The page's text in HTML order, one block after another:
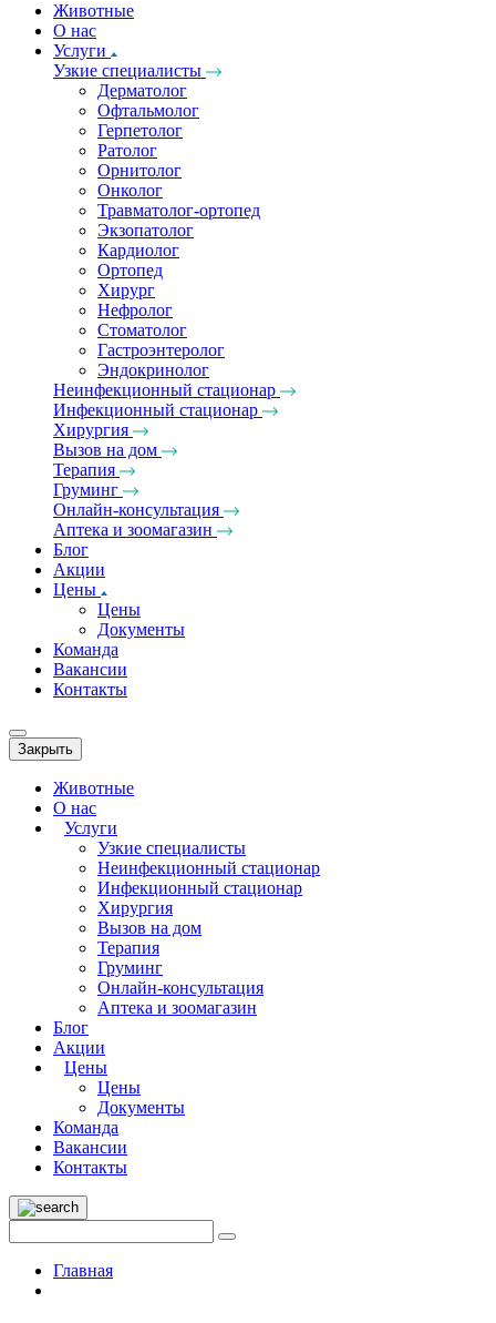
Животные
О нас
Услуги
Узкие специалисты
Дерматолог
Офтальмолог
Герпетолог
Ратолог
Орнитолог
Онколог
Травматолог-ортопед
Экзопатолог
Кардиолог
Ортопед
Хирург
Нефролог
Стоматолог
Гастроэнтеролог
Эндокринолог
Неинфекционный стационар
Инфекционный стационар
Хирургия
Вызов на дом
Терапия
Груминг
Онлайн-консультация
Аптека и зоомагазин
Блог
Акции
Цены
Цены
Документы
Команда
Вакансии
Контакты
Закрыть
Животные
О нас
Услуги
Узкие специалисты
Неинфекционный стационар
Инфекционный стационар
Хирургия
Вызов на дом
Терапия
Груминг
Онлайн-консультация
Аптека и зоомагазин
Блог
Акции
Цены
Цены
Документы
Команда
Вакансии
Контакты
Главная